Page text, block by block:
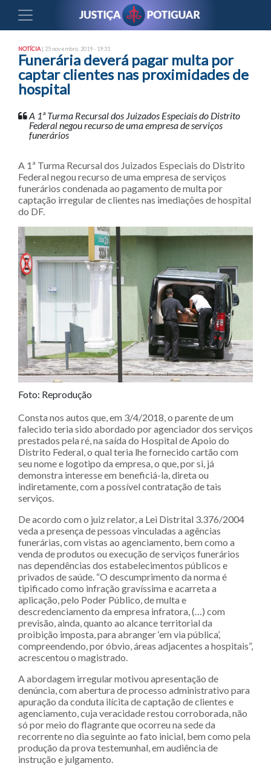
NOTÍCIA | 25 novembro, 2019 - 19:31
Funerária deverá pagar multa por
captar clientes nas proximidades de
hospital
A 1ª Turma Recursal dos Juizados Especiais do Distrito
Federal negou recurso de uma empresa de serviços
funerários
A 1ª Turma Recursal dos Juizados Especiais do Distrito
Federal negou recurso de uma empresa de serviços
funerários condenada ao pagamento de multa por
captação irregular de clientes nas imediações de hospital
do DF.
Foto: Reprodução
Consta nos autos que, em 3/4/2018, o parente de um
falecido teria sido abordado por agenciador dos serviços
prestados pela ré, na saída do Hospital de Apoio do
Distrito Federal, o qual teria lhe fornecido cartão com
seu nome e logotipo da empresa, o que, por si, já
demonstra interesse em beneficiá-la, direta ou
indiretamente, com a possível contratação de tais
serviços.
De acordo com o juiz relator, a Lei Distrital 3.376/2004
veda a presença de pessoas vinculadas a agências
funerárias, com vistas ao agenciamento, bem como a
venda de produtos ou execução de serviços funerários
nas dependências dos estabelecimentos públicos e
privados de saúde. “O descumprimento da norma é
tipificado como infração gravíssima e acarreta a
aplicação, pelo Poder Público, de multa e
descredenciamento da empresa infratora, (…) com
previsão, ainda, quanto ao alcance territorial da
proibição imposta, para abranger ‘em via pública’,
compreendendo, por óbvio, áreas adjacentes a hospitais”,
acrescentou o magistrado.
A abordagem irregular motivou apresentação de
denúncia, com abertura de processo administrativo para
apuração da conduta ilícita de captação de clientes e
agenciamento, cuja veracidade restou corroborada, não
só por meio do flagrante que ocorreu na sede da
recorrente no dia seguinte ao fato inicial, bem como pela
produção da prova testemunhal, em audiência de
instrução e julgamento.